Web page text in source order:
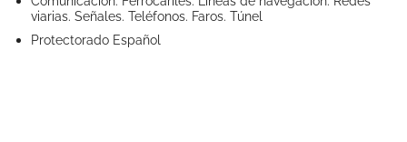
viarias. Señales. Teléfonos. Faros. Túnel
Protectorado Español